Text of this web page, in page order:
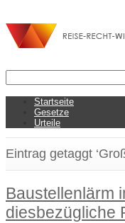
Startseite
Gesetze
Urteile
Eintrag getaggt
Baustellenlärm
diesbezügliche